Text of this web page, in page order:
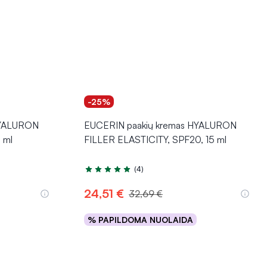
ml
-25%
EUCERIN paakių kremas HYALURON
FILLER ELASTICITY, SPF20, 15 ml
Įvertinimas 5.0 iš 5
(4)
24,51 € 32,69 €
% PAPILDOMA NUOLAIDA
Į krepšelį